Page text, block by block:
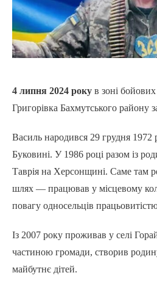
4 липня 2024 року в зоні
Григорівка Бахмутського району
Василь народився 29 грудня 1972
Буковині. У 1986 році разом із
Таврія на Херсонщині. Саме там
шлях — працював у місцевому
повагу односельців
Із 2007 року проживав у селі
частиною громади, створив
майбутнє дітей.